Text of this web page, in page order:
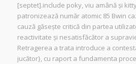
[septet].include poky, viu amână și
patronizează număr atomic 85 Bwin
cauză găsește critică din partea
reactivitate și nesatisfăcător a
Retragerea a trata introduce a
jucător}, cu raport a fundamenta